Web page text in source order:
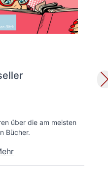
über die am meisten
Bücher.